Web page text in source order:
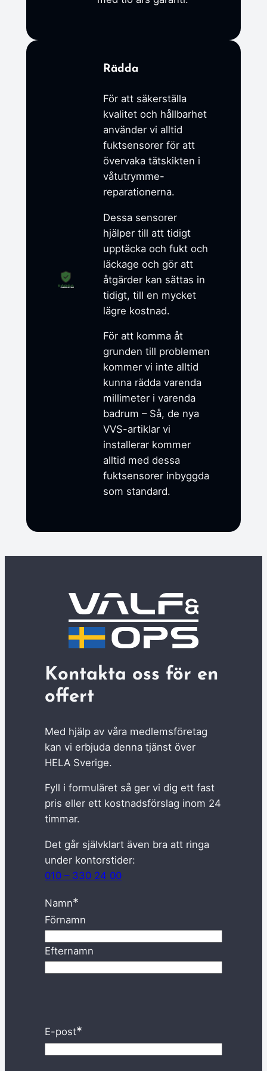
Rädda
För att säkerställa
kvalitet och hållbarhet
använder vi alltid
fuktsensorer för att
övervaka tätskikten i
våtutrymme-
reparationerna.
Dessa sensorer
hjälper till att tidigt
upptäcka och fukt och
läckage och gör att
åtgärder kan sättas in
tidigt, till en mycket
lägre kostnad.
För att komma åt
grunden till problemen
kommer vi inte alltid
kunna rädda varenda
millimeter i varenda
badrum – Så, de nya
VVS-artiklar vi
installerar kommer
alltid med dessa
fuktsensorer inbyggda
som standard.
Kontakta oss för en
offert
Med hjälp av våra medlemsföretag
kan vi erbjuda denna tjänst över
HELA Sverige.
Fyll i formuläret så ger vi dig ett fast
pris eller ett kostnadsförslag inom 24
timmar.
Det går självklart även bra att ringa
under kontorstider:
010 – 330 24 00
Namn*
Förnamn
Efternamn
E-post*